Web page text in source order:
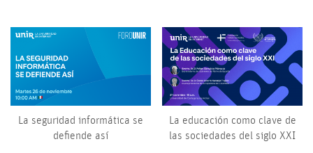
La seguridad informática se
defiende así
La educación como clave de
las sociedades del siglo XXI